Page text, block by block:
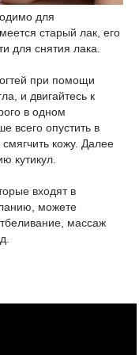
для
старый лак, его
для снятия лака.
при помощи
и двигайтесь к
в одном
всего опустить в
кожу. Далее
кутикул.
входят в
можете
массаж